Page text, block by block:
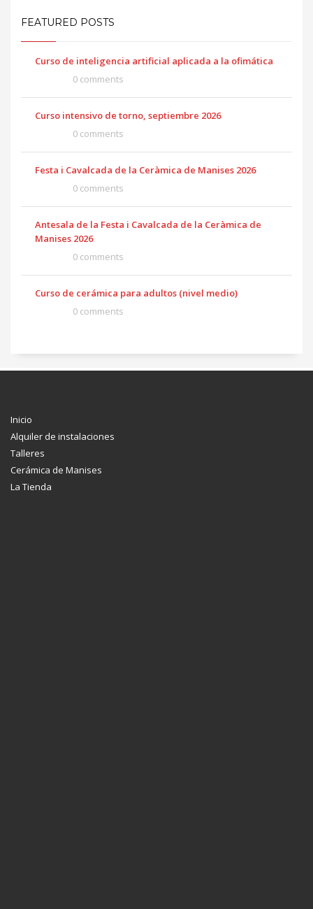
FEATURED POSTS
Curso de inteligencia artificial aplicada a la ofimática
0 comments
Curso intensivo de torno, septiembre 2026
0 comments
Festa i Cavalcada de la Ceràmica de Manises 2026
0 comments
Antesala de la Festa i Cavalcada de la Ceràmica de
Manises 2026
0 comments
Curso de cerámica para adultos (nivel medio)
0 comments
Inicio
Alquiler de instalaciones
Talleres
Cerámica de Manises
La Tienda